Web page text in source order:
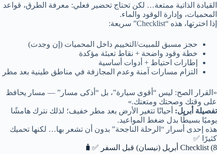
القيادة الذاتية ممتعة… لكن تحتاج تحضير فعلي: معرفة الطرق، قواعد
المحميات، وإدارة الوقود والماء.
إذا اخترتها، هذه “Checklist” سريعة:
حجز مسبق للمبيت/التخييم داخل المحميات (إن وجدت)
خطة وقود واضحة + نقاط تعبئة مؤكدة
إطارات احتياط + أدوات أساسية
التزام مسارات آمنة وعدم المجازفة في مناطق طينية بعد مطر
«القرار الصح: ليس “أقوى سيارة”، بل “أذكى مسار” — مسار يحافظ
على وقتك وصحتك ومتعتك.»
تفصيلة أبريل: أحيانًا تتغير الأرض بعد مطر خفيف؛ لذلك نترك هامشًا
يوميًا بسيطًا بدل ضغط المواعيد.
هذه إحدى أسرار “الرحلة الناجحة” بدون أن تشعر بها… لكنها تحميك
كثيرًا ✅
8) Checklist أبريل (نيسان) قبل السفر ✅🧳